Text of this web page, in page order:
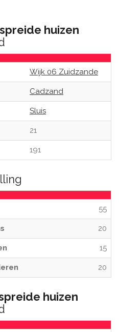
huizen
Wijk 06 Zuidzande
Cadzand
Sluis
21
191
55
20
15
20
huizen